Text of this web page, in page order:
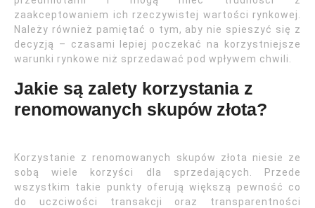
zaakceptowaniem ich rzeczywistej wartości rynkowej.
Należy również pamiętać o tym, aby nie spieszyć się z
decyzją – czasami lepiej poczekać na korzystniejsze
warunki rynkowe niż sprzedawać pod wpływem chwili.
Jakie są zalety korzystania z
renomowanych skupów złota?
Korzystanie z renomowanych skupów złota niesie ze
sobą wiele korzyści dla sprzedających. Przede
wszystkim takie punkty oferują większą pewność co
do uczciwości transakcji oraz transparentności